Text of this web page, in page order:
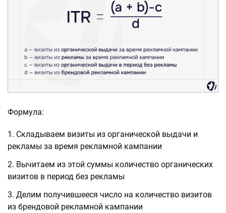
Формула:
Складываем визиты из органической выдачи и
рекламы за время рекламной кампании
Вычитаем из этой суммы количество органических
визитов в период без рекламы
Делим получившееся число на количество визитов
из брендовой рекламной кампании